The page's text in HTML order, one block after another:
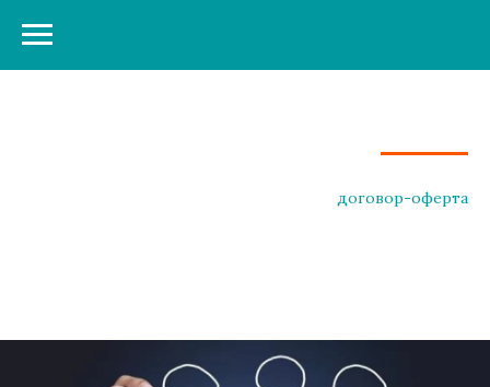
договор-оферта